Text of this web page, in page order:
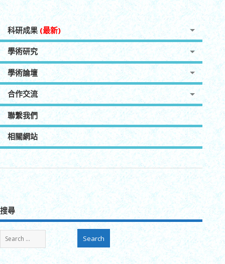
科研成果 (最新)
學術研究
學術論壇
合作交流
聯繫我們
相關網站
搜尋